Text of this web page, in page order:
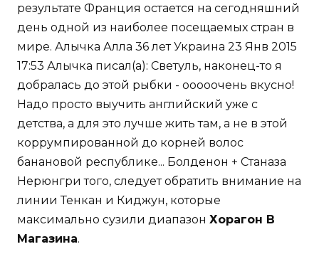
результате Франция остается на сегодняшний
день одной из наиболее посещаемых стран в
мире. Алычка Алла 36 лет Украина 23 Янв 2015
17:53 Алычка писал(а): Светуль, наконец-то я
добралась до этой рыбки - ооооочень вкусно!
Надо просто выучить английский уже с
детства, а для это лучше жить там, а не в этой
коррумпированной до корней волос
банановой республике... Болденон + Станаза
Нерюнгри того, следует обратить внимание на
линии Тенкан и Киджун, которые
максимально сузили диапазон Хорагон В
Магазина.